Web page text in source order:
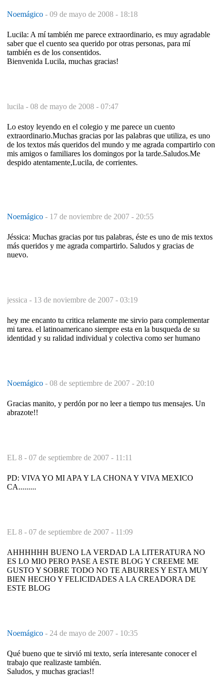
Noemágico - 09 de mayo de 2008 - 18:18
Lucila: A mí también me parece extraordinario, es muy agradable
saber que el cuento sea querido por otras personas, para mí
también es de los consentidos.
Bienvenida Lucila, muchas gracias!
lucila - 08 de mayo de 2008 - 07:47
Lo estoy leyendo en el colegio y me parece un cuento
extraordinario.Muchas gracias por las palabras que utiliza, es uno
de los textos más queridos del mundo y me agrada compartirlo con
mis amigos o familiares los domingos por la tarde.Saludos.Me
despido atentamente,Lucila, de corrientes.
Noemágico - 17 de noviembre de 2007 - 20:55
Jéssica: Muchas gracias por tus palabras, éste es uno de mis textos
más queridos y me agrada compartirlo. Saludos y gracias de
nuevo.
jessica - 13 de noviembre de 2007 - 03:19
hey me encanto tu critica relamente me sirvio para complementar
mi tarea. el latinoamericano siempre esta en la busqueda de su
identidad y su ralidad individual y colectiva como ser humano
Noemágico - 08 de septiembre de 2007 - 20:10
Gracias manito, y perdón por no leer a tiempo tus mensajes. Un
abrazote!!
EL 8 - 07 de septiembre de 2007 - 11:11
PD: VIVA YO MI APA Y LA CHONA Y VIVA MEXICO
CA.........
EL 8 - 07 de septiembre de 2007 - 11:09
AHHHHHH BUENO LA VERDAD LA LITERATURA NO
ES LO MIO PERO PASE A ESTE BLOG Y CREEME ME
GUSTO Y SOBRE TODO NO TE ABURRES Y ESTA MUY
BIEN HECHO Y FELICIDADES A LA CREADORA DE
ESTE BLOG
Noemágico - 24 de mayo de 2007 - 10:35
Qué bueno que te sirvió mi texto, sería interesante conocer el
trabajo que realizaste también.
Saludos, y muchas gracias!!